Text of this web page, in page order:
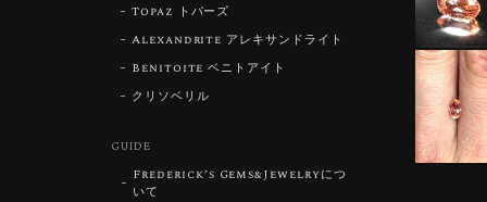
Topaz トパーズ
Alexandrite アレキサンドライト
Benitoite ベニトアイト
クリソベリル
GUIDE
Frederick’s Gems&Jewelryにつ
いて